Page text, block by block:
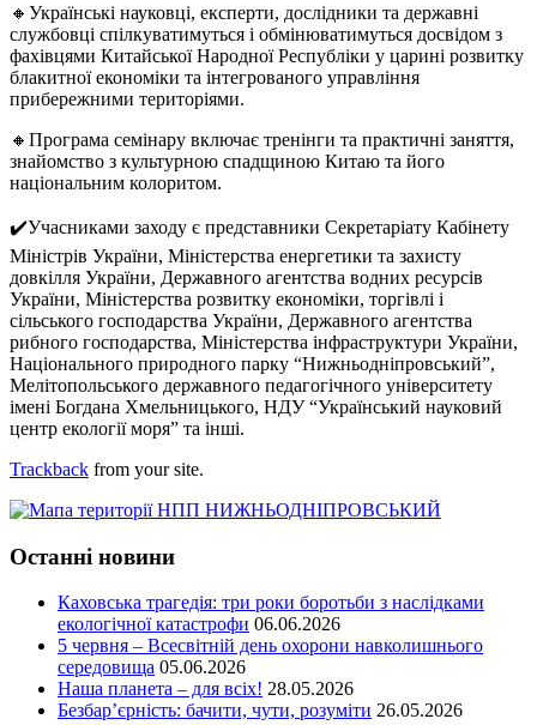
🔸Українські науковці, експерти, дослідники та державні
службовці спілкуватимуться і обмінюватимуться досвідом з
фахівцями Китайської Народної Республіки у царині розвитку
блакитної економіки та інтегрованого управління
прибережними територіями.
🔸Програма семінару включає тренінги та практичні заняття,
знайомство з культурною спадщиною Китаю та його
національним колоритом.
✔️Учасниками заходу є представники Секретаріату Кабінету
Міністрів України, Міністерства енергетики та захисту
довкілля України, Державного агентства водних ресурсів
України, Міністерства розвитку економіки, торгівлі і
сільського господарства України, Державного агентства
рибного господарства, Міністерства інфраструктури України,
Національного природного парку “Нижньодніпровський”,
Мелітопольського державного педагогічного університету
імені Богдана Хмельницького, НДУ “Український науковий
центр екології моря” та інші.
Trackback from your site.
Останні новини
Каховська трагедія: три роки боротьби з наслідками
екологічної катастрофи 06.06.2026
5 червня – Всесвітній день охорони навколишнього
середовища 05.06.2026
Наша планета – для всіх! 28.05.2026
Безбар’єрність: бачити, чути, розуміти 26.05.2026